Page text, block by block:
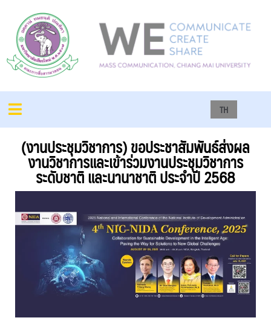
TH
(งานประชุมวิชาการ) ขอประชาสัมพันธ์ส่งผล
งานวิชาการและเข้าร่วมงานประชุมวิชาการ
ระดับชาติ และนานาชาติ ประจำปี 2568